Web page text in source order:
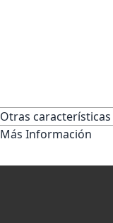
Otras características
Más Información